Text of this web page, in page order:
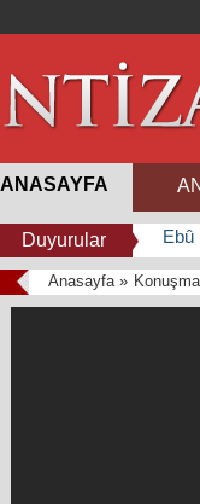
ANASAYFA
Duyurular Ebû
Anasayfa »